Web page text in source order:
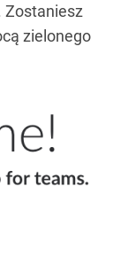
Zostaniesz
zielonego